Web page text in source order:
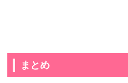
まとめ